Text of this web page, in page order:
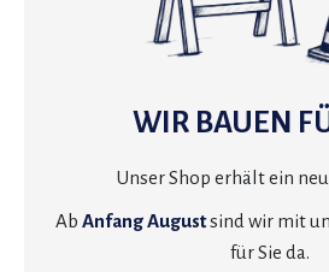
WIR BAUEN
Unser Shop erhält ein
Ab Anfang Augustsind wir mit
für Sie da.